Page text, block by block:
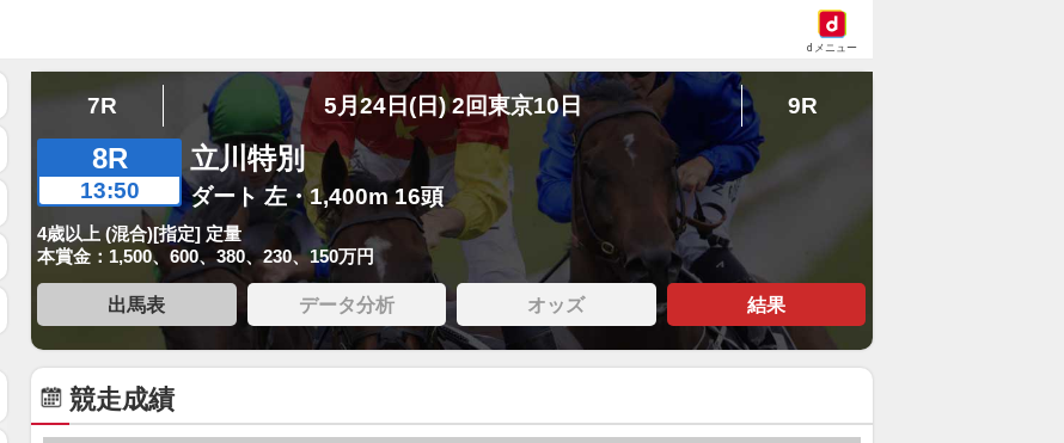
dメニュー
7R 5月24日(日) 2回東京10日 9R
8R
13:50
立川特別
ダート 左・1,400m 16頭
4歳以上 (混合)[指定] 定量
本賞金：1,500、600、380、230、150万円
出馬表 データ分析 オッズ 結果
競走成績